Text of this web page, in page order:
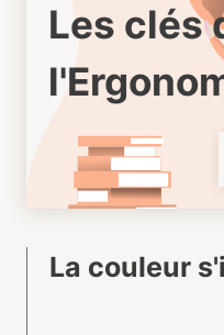
Les clés
La couleur